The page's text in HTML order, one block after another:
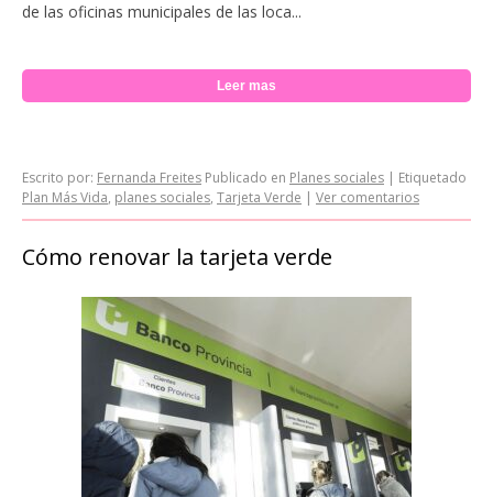
de las oficinas municipales de las loca...
Leer mas
Escrito por: Fernanda Freites Publicado en Planes sociales | Etiquetado
Plan Más Vida, planes sociales, Tarjeta Verde | Ver comentarios
Cómo renovar la tarjeta verde